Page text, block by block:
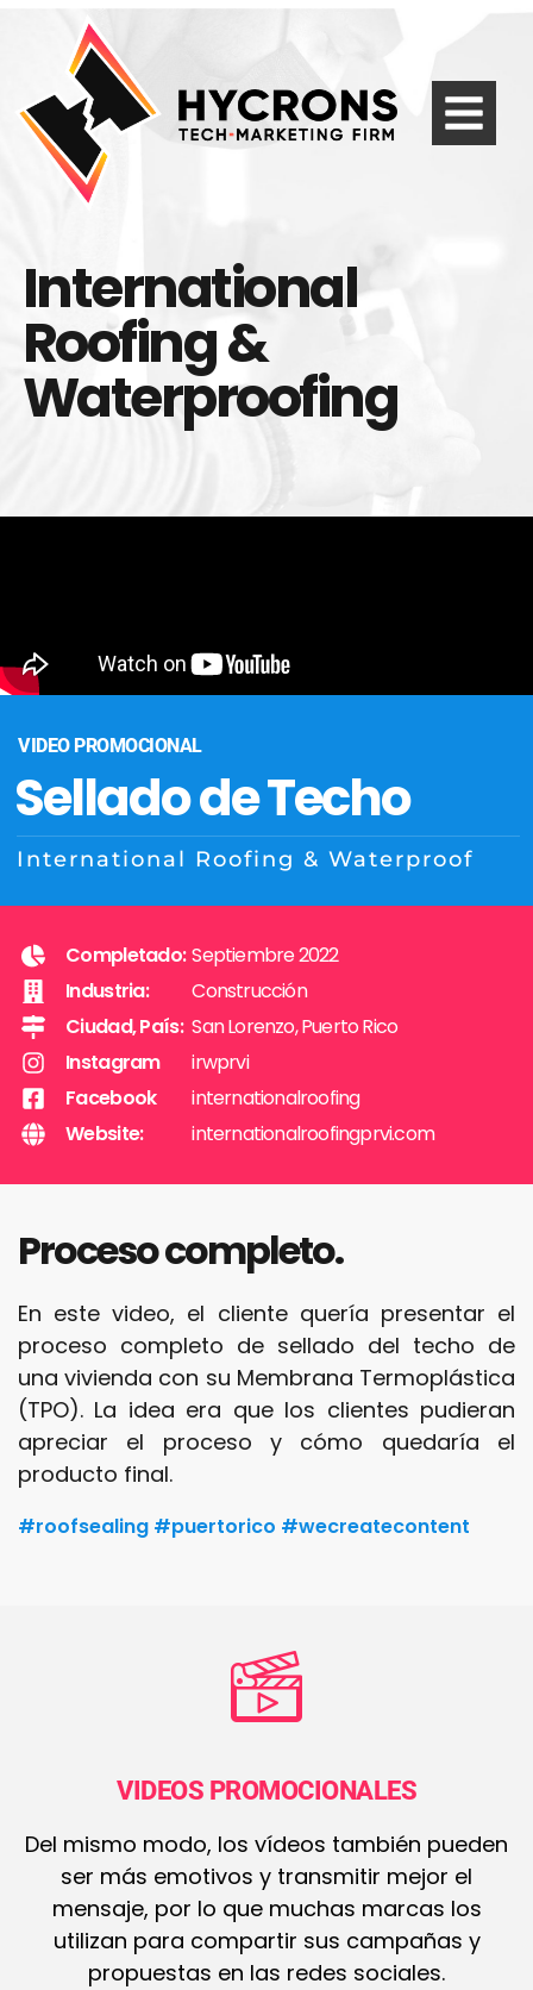
International
Roofing &
Waterproofing
VIDEO PROMOCIONAL
Sellado de Techo
International Roofing & Waterproof
Completado:
Industria:
Ciudad, País:
Instagram
Facebook
Website:
Septiembre 2022
Construcción
San Lorenzo, Puerto Rico
irwprvi
internationalroofing
internationalroofingprvi.com
Proceso completo.
En este video, el cliente quería presentar el
proceso completo de sellado del techo de
una vivienda con su Membrana Termoplástica
(TPO). La idea era que los clientes pudieran
apreciar el proceso y cómo quedaría el
producto final.
#roofsealing #puertorico #wecreatecontent
VIDEOS PROMOCIONALES
Del mismo modo, los vídeos también pueden
ser más emotivos y transmitir mejor el
mensaje, por lo que muchas marcas los
utilizan para compartir sus campañas y
propuestas en las redes sociales.